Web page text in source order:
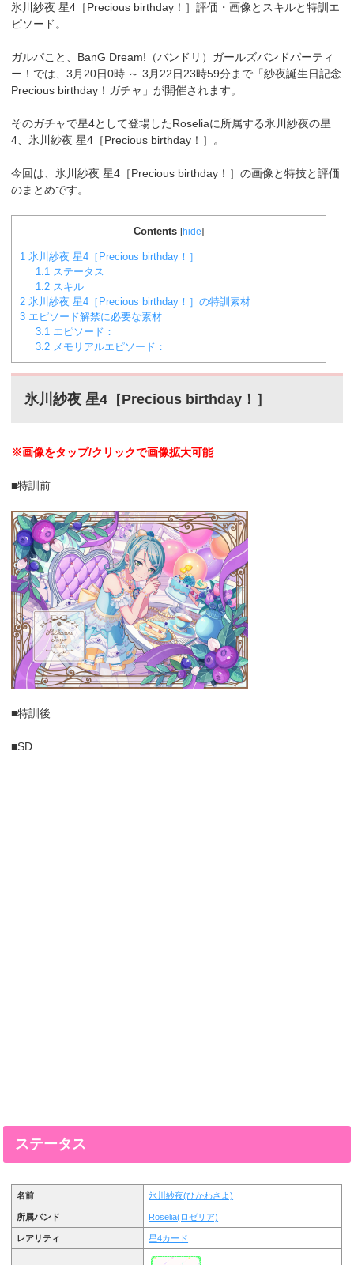
氷川紗夜 星4［Precious birthday！］評価・画像とスキルと特訓エ
ピソード。
ガルパこと、BanG Dream!（バンドリ）ガールズバンドパーティ
ー！では、3月20日0時 ～ 3月22日23時59分まで「紗夜誕生日記念
Precious birthday！ガチャ」が開催されます。
そのガチャで星4として登場したRoseliaに所属する氷川紗夜の星
4、氷川紗夜 星4［Precious birthday！］。
今回は、氷川紗夜 星4［Precious birthday！］の画像と特技と評価
のまとめです。
Contents [hide]
1 氷川紗夜 星4［Precious birthday！］
1.1 ステータス
1.2 スキル
2 氷川紗夜 星4［Precious birthday！］の特訓素材
3 エピソード解禁に必要な素材
3.1 エピソード：
3.2 メモリアルエピソード：
氷川紗夜 星4［Precious birthday！］
※画像をタップ/クリックで画像拡大可能
■特訓前
■特訓後
■SD
ステータス
名前 氷川紗夜(ひかわさよ)
所属バンド Roselia(ロゼリア)
レアリティ 星4カード